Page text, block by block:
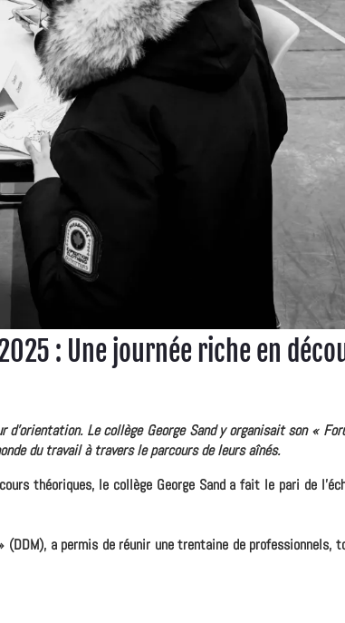
: Une journée riche en
Le collège George Sand y organisait son «
du travail à travers le parcours de leurs aînés.
théoriques, le collège George Sand a fait le pari de
a permis de réunir une trentaine de professionnels,